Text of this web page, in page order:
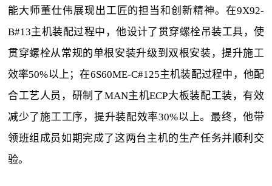
能大师董仕伟展现出工匠的担当和创新精神。在9X92-
B#13主机装配过程中，他设计了贯穿螺栓吊装工具，使
贯穿螺栓从常规的单根安装升级到双根安装，提升施工
效率50%以上；在6S60ME-C#125主机装配过程中，他配
合工艺人员，研制了MAN主机ECP大板装配工装，有效
减少了施工工序，提升装配效率30%以上。最终，他带
领班组成员如期完成了这两台主机的生产任务并顺利交
验。